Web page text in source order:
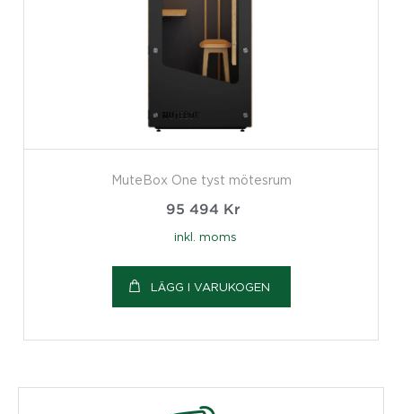
MuteBox One tyst mötesrum
95 494 Kr
inkl. moms
LÄGG I VARUKOGEN